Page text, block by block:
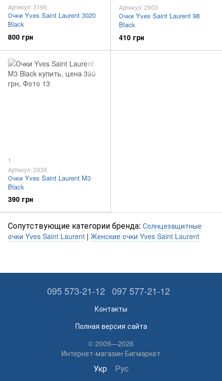
Артикул: 3166
Очки Yves Saint Laurent 3020
Black
800 грн
Артикул: 2903
Очки Yves Saint Laurent 98
Black
410 грн
1
Артикул: 2939
Очки Yves Saint Laurent M3
Black
390 грн
Сопутствующие категории бренда: Солнцезащитные
очки Yves Saint Laurent | Женские очки Yves Saint Laurent
095 573-21-12 097 577-21-12
Контакты
Полная версия сайта
© 2009—2026
Интернет-магазин Бигмаркет
Укр Рус